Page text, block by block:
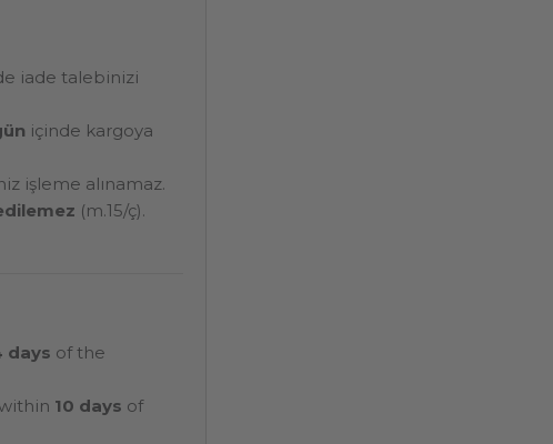
iade talebinizi
içinde kargoya
işleme alınamaz.
(m.15/ç).
days of the
10 days of